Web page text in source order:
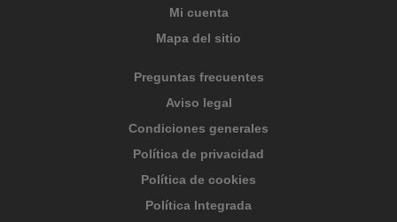
Mi cuenta
Mapa del sitio
Preguntas frecuentes
Aviso legal
Condiciones generales
Política de privacidad
Política de cookies
Política Integrada